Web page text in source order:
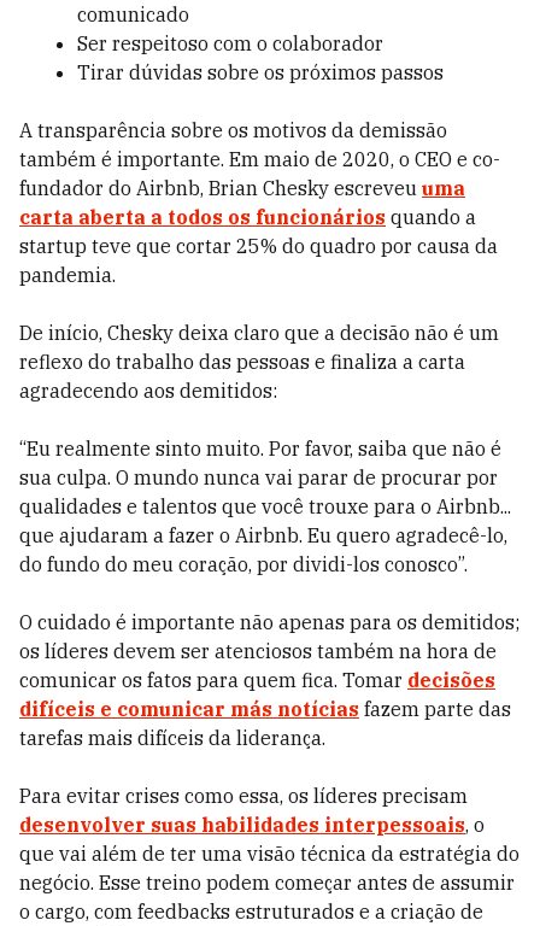
comunicado
Ser respeitoso com o colaborador
Tirar dúvidas sobre os próximos passos
A transparência sobre os motivos da demissão
também é importante. Em maio de 2020, o CEO e co-
fundador do Airbnb, Brian Chesky escreveu uma
carta aberta a todos os funcionários quando a
startup teve que cortar 25% do quadro por causa da
pandemia.
De início, Chesky deixa claro que a decisão não é um
reflexo do trabalho das pessoas e finaliza a carta
agradecendo aos demitidos:
“Eu realmente sinto muito. Por favor, saiba que não é
sua culpa. O mundo nunca vai parar de procurar por
qualidades e talentos que você trouxe para o Airbnb...
que ajudaram a fazer o Airbnb. Eu quero agradecê-lo,
do fundo do meu coração, por dividi-los conosco”.
O cuidado é importante não apenas para os demitidos;
os líderes devem ser atenciosos também na hora de
comunicar os fatos para quem fica. Tomar decisões
difíceis e comunicar más notícias fazem parte das
tarefas mais difíceis da liderança.
Para evitar crises como essa, os líderes precisam
desenvolver suas habilidades interpessoais, o
que vai além de ter uma visão técnica da estratégia do
negócio. Esse treino podem começar antes de assumir
o cargo, com feedbacks estruturados e a criação de